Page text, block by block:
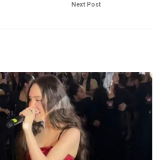
Next Post